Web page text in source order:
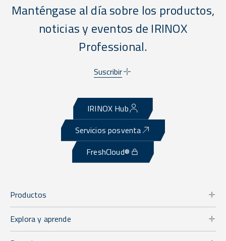
Manténgase al día sobre los productos,
noticias y eventos de IRINOX
Professional.
Suscribir
IRINOX Hub
Servicios posventa
FreshCloud®
Productos
Explora y aprende